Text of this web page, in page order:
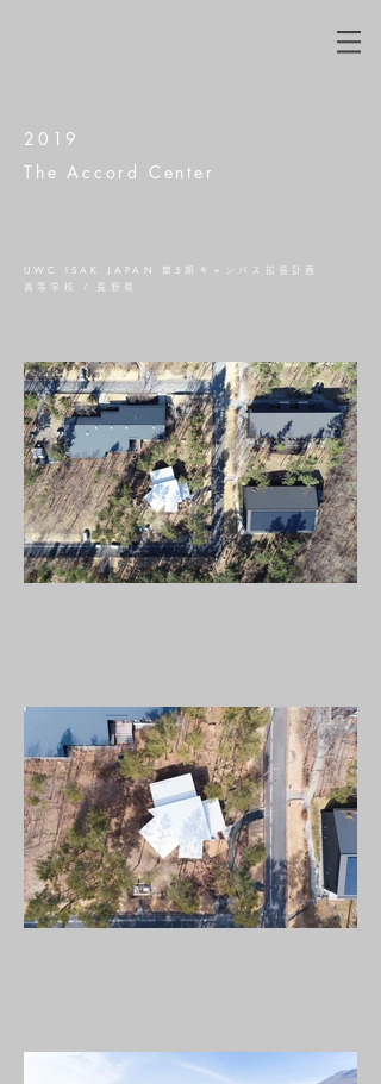
2019
The Accord Center
UWC ISAK JAPAN 第 5
期キャンパス拡張計画
高等学校 / 長野県